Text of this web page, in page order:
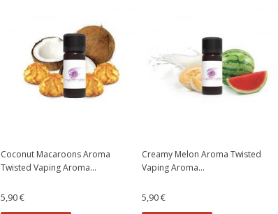
Coconut Macaroons Aroma
Twisted Vaping Aroma...
5,90 €
Creamy Melon Aroma Twisted
Vaping Aroma...
5,90 €